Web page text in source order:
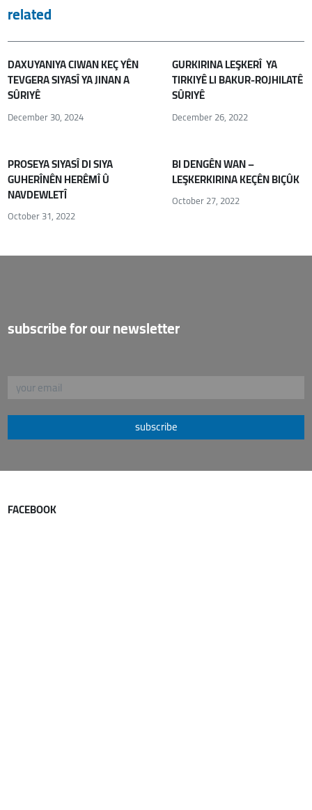
related
DAXUYANIYA CIWAN KEÇ YÊN
TEVGERA SIYASÎ YA JINAN A
SÛRIYÊ
December 30, 2024
GURKIRINA LEŞKERÎ YA
TIRKIYÊ LI BAKUR-ROJHILATÊ
SÛRIYÊ
December 26, 2022
PROSEYA SIYASÎ DI SIYA
GUHERÎNÊN HERÊMÎ Û
NAVDEWLETÎ
October 31, 2022
BI DENGÊN WAN –
LEŞKERKIRINA KEÇÊN BIÇÛK
October 27, 2022
subscribe for our newsletter
subscribe
FACEBOOK